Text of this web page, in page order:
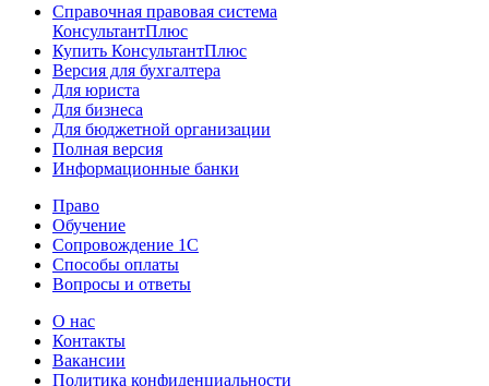
Справочная правовая система
КонсультантПлюс
Купить КонсультантПлюс
Версия для бухгалтера
Для юриста
Для бизнеса
Для бюджетной организации
Полная версия
Информационные банки
Право
Обучение
Сопровождение 1С
Способы оплаты
Вопросы и ответы
О нас
Контакты
Вакансии
Политика конфиденциальности